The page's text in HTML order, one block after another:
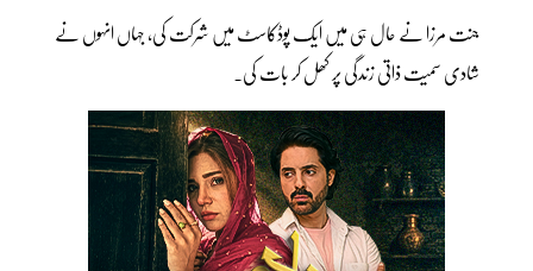
جنت مرزا نے حال ہی میں ایک پوڈکاسٹ میں شرکت کی، جہاں انہوں نے
شادی سمیت ذاتی زندگی پر کھل کر بات کی۔